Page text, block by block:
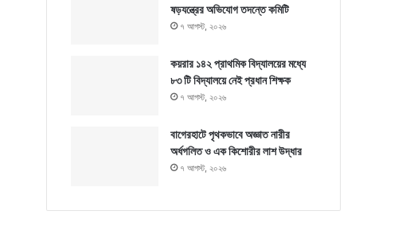
ষড়যন্ত্রের অভিযোগ তদন্তে কমিটি
৭ আগস্ট, ২০২৬
কয়রার ১৪২ প্রাথমিক বিদ্যালয়ের মধ্যে
৮৩ টি বিদ্যালয়ে নেই প্রধান শিক্ষক
৭ আগস্ট, ২০২৬
বাগেরহাটে পৃথকভাবে অজ্ঞাত নারীর
অর্ধগলিত ও এক কিশোরীর লাশ উদ্ধার
৭ আগস্ট, ২০২৬